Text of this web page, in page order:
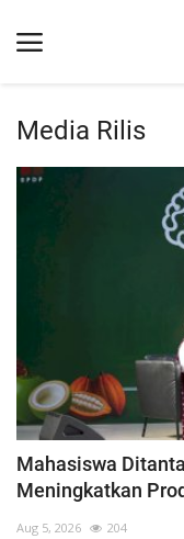
Informasi Publik
Program Layanan
Berita
Pengumuman
Media Rilis
Mahasiswa
Meningkatkan
Aug 5, 2026 204